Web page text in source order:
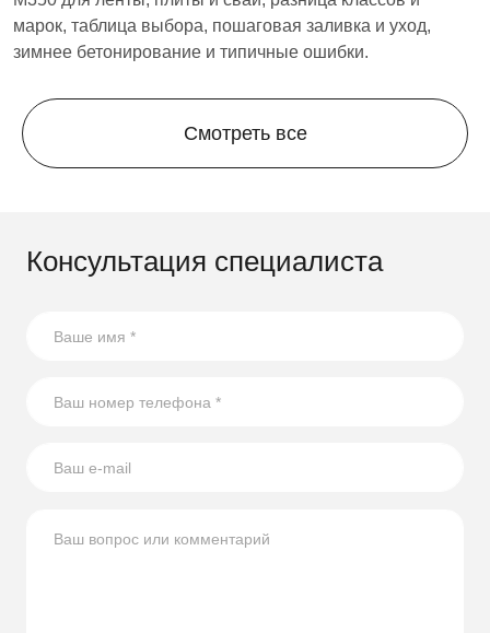
марок, таблица выбора, пошаговая заливка и уход,
зимнее бетонирование и типичные ошибки.
Смотреть все
Консультация специалиста